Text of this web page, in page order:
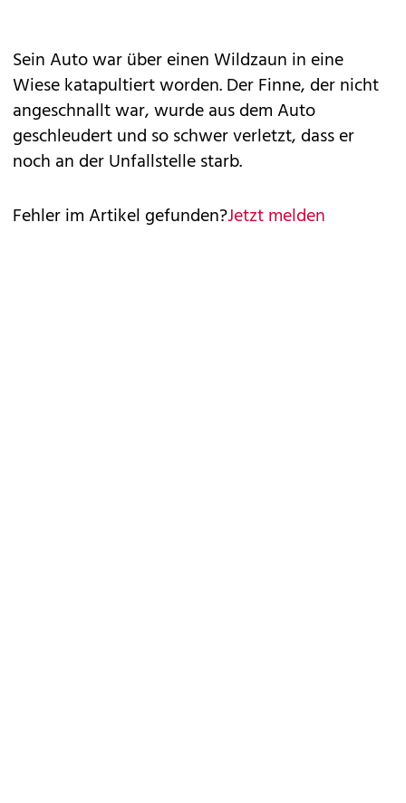
Sein Auto war über einen Wildzaun in eine
Wiese katapultiert worden. Der Finne, der nicht
angeschnallt war, wurde aus dem Auto
geschleudert und so schwer verletzt, dass er
noch an der Unfallstelle starb.
Fehler im Artikel gefunden?Jetzt melden